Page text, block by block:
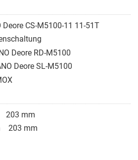
Deore CS-M5100-11 11-51T
Deore RD-M5100
Deore SL-M5100
203 mm
203 mm